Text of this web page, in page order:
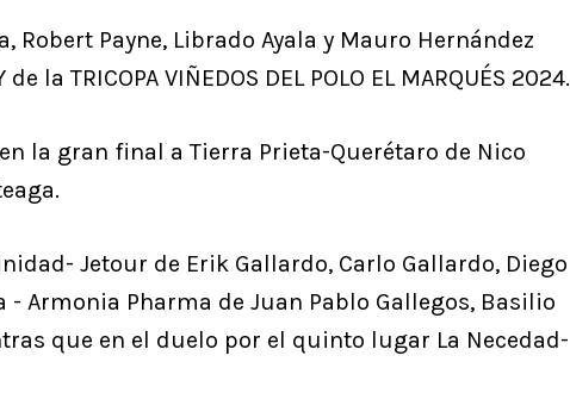
Payne, Librado Ayala y Mauro Hernández
la TRICOPA VIÑEDOS DEL POLO EL MARQUÉS 2024.
la gran final a Tierra Prieta-Querétaro de Nico
Jetour de Erik Gallardo, Carlo Gallardo, Diego
- Armonia Pharma de Juan Pablo Gallegos, Basilio
que en el duelo por el quinto lugar La Necedad-